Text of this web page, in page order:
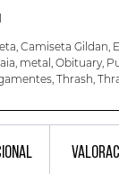
, Camiseta Gildan,
, metal , Obituary,
, Thrash,